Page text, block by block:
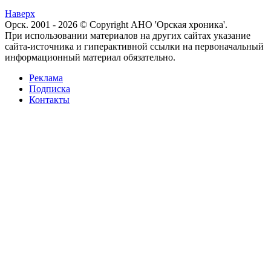
Наверх
Орск. 2001 - 2026 © Copyright АНО 'Орская хроника'.
При использовании материалов на других сайтах указание
сайта-источника и гиперактивной ссылки на первоначальный
информационный материал обязательно.
Реклама
Подписка
Контакты